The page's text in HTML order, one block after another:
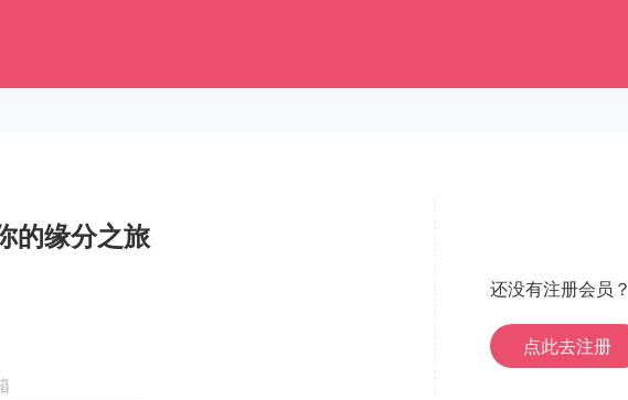
的缘分之旅
还没有注册会员？
点此去注册